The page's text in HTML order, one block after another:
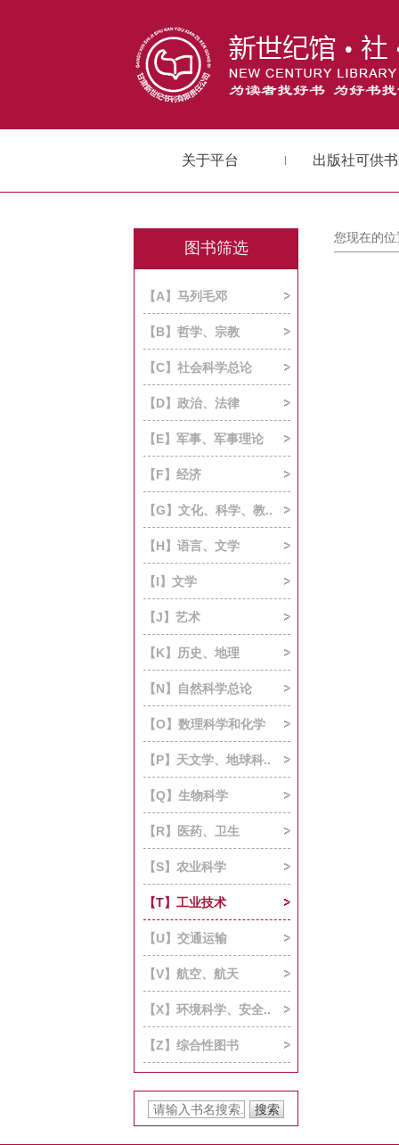
关于平台 出版社可供
图书筛选
【A】马列毛邓
【B】哲学、宗教
【C】社会科学总论
【D】政治、法律
【E】军事、军事理论
【F】经济
【G】文化、科学、教..
【H】语言、文学
【I】文学
【J】艺术
【K】历史、地理
【N】自然科学总论
【O】数理科学和化学
【P】天文学、地球科..
【Q】生物科学
【R】医药、卫生
【S】农业科学
【T】工业技术
【U】交通运输
【V】航空、航天
【X】环境科学、安全..
【Z】综合性图书
您现在的